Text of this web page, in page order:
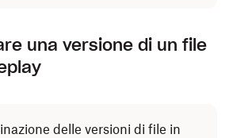
una versione di un file
delle versioni di file in